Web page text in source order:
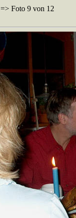
=> Foto 9 von 12